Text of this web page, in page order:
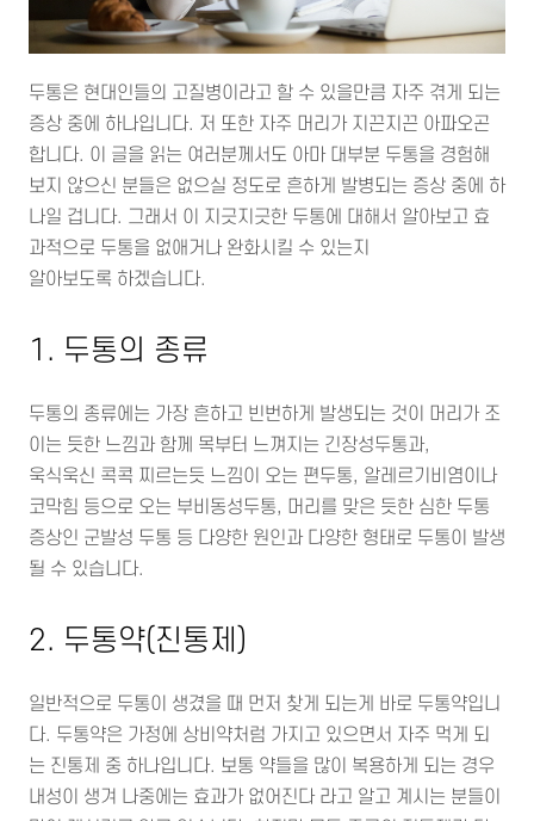
두통은 현대인들의 고질병이라고 할 수 있을만큼 자주 겪게 되는
증상 중에 하나입니다. 저 또한 자주 머리가 지끈지끈 아파오곤
합니다. 이 글을 읽는 여러분께서도 아마 대부분 두통을 경험해
보지 않으신 분들은 없으실 정도로 흔하게 발병되는 증상 중에 하
나일 겁니다. 그래서 이 지긋지긋한 두통에 대해서 알아보고 효
과적으로 두통을 없애거나 완화시킬 수 있는지
알아보도록 하겠습니다.
1. 두통의 종류
두통의 종류에는 가장 흔하고 빈번하게 발생되는 것이 머리가 조
이는 듯한 느낌과 함께 목부터 느껴지는 긴장성두통과,
욱식욱신 콕콕 찌르는듯 느낌이 오는 편두통, 알레르기비염이나
코막힘 등으로 오는 부비동성두통, 머리를 맞은 듯한 심한 두통
증상인 군발성 두통 등 다양한 원인과 다양한 형태로 두통이 발생
될 수 있습니다.
2. 두통약(진통제)
일반적으로 두통이 생겼을 때 먼저 찾게 되는게 바로 두통약입니
다. 두통약은 가정에 상비약처럼 가지고 있으면서 자주 먹게 되
는 진통제 중 하나입니다. 보통 약들을 많이 복용하게 되는 경우
내성이 생겨 나중에는 효과가 없어진다 라고 알고 계시는 분들이